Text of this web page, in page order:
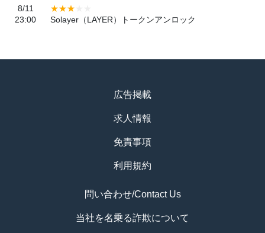
8/11
23:00
Solayer（LAYER）トークンアンロック
広告掲載
求人情報
免責事項
利用規約
問い合わせ/Contact Us
当社を名乗る詐欺について